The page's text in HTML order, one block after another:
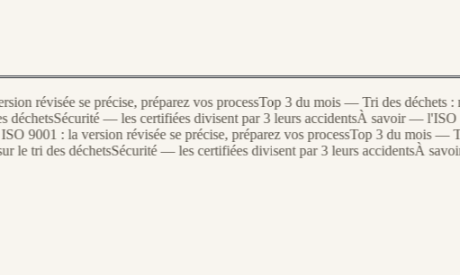
se précise, préparez vos processTop 3 du mois — Tri des déchets :
Sécurité — les certifiées divisent par 3 leurs accidentsÀ savoir — l'ISO
: la version révisée se précise, préparez vos processTop 3 du mois — Tri
tri des déchetsSécurité — les certifiées divisent par 3 leurs accidentsÀ savoir